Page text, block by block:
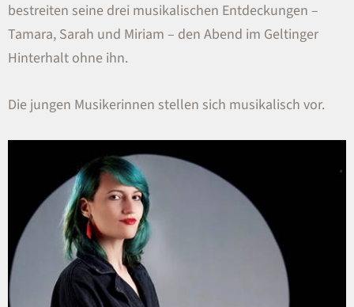
bestreiten seine drei musikalischen Entdeckungen –
Tamara, Sarah und Miriam – den Abend im Geltinger
Hinterhalt ohne ihn.
Die jungen Musikerinnen stellen sich musikalisch vor.